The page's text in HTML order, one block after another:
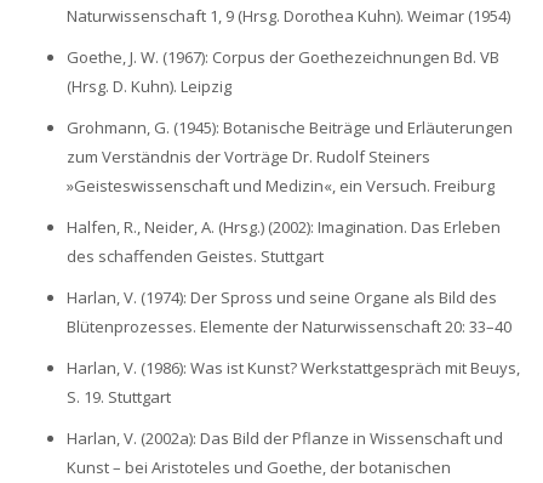
Naturwissenschaft 1, 9 (Hrsg. Dorothea Kuhn). Weimar (1954)
Goethe, J. W. (1967): Corpus der Goethezeichnungen Bd. VB
(Hrsg. D. Kuhn). Leipzig
Grohmann, G. (1945): Botanische Beiträge und Erläuterungen
zum Verständnis der Vorträge Dr. Rudolf Steiners
»Geisteswissenschaft und Medizin«, ein Versuch. Freiburg
Halfen, R., Neider, A. (Hrsg.) (2002): Imagination. Das Erleben
des schaffenden Geistes. Stuttgart
Harlan, V. (1974): Der Spross und seine Organe als Bild des
Blütenprozesses. Elemente der Naturwissenschaft 20: 33–40
Harlan, V. (1986): Was ist Kunst? Werkstattgespräch mit Beuys,
S. 19. Stuttgart
Harlan, V. (2002a): Das Bild der Pflanze in Wissenschaft und
Kunst – bei Aristoteles und Goethe, der botanischen